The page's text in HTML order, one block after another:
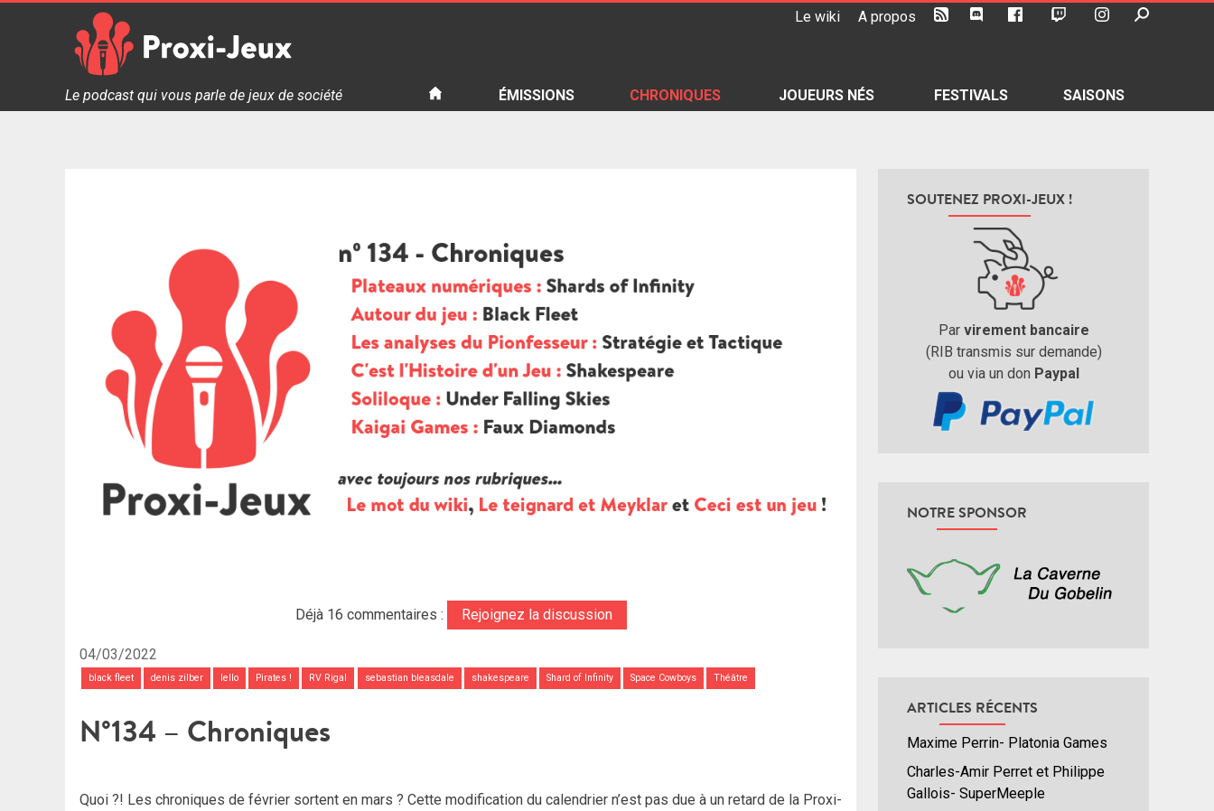
Le wiki A propos
Proxi Jeux - Le podcast qui vous parle de jeux de société
Le podcast qui vous parle de jeux de société ÉMISSIONS CHRONIQUES JOUEURS NÉS FESTIVALS SAISONS
Déjà 16 commentaires : Rejoignez la discussion
04/03/2022
black fleet denis zilber Iello Pirates ! RV Rigal sebastian bleasdale shakespeare Shard of Infinity Space Cowboys Théâtre
N°134 – Chroniques
Quoi ?! Les chroniques de février sortent en mars ? Cette modification du calendrier n’est pas due à un retard de la Proxi-
SOUTENEZ PROXI-JEUX !
Par virement bancaire
(RIB transmis sur demande)
ou via un don Paypal
NOTRE SPONSOR
ARTICLES RÉCENTS
Maxime Perrin- Platonia Games
Charles-Amir Perret et Philippe
Gallois- SuperMeeple